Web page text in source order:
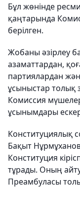
Бұл жөнінде
қаңтарында
берілген.
Жобаны әзірлеу
азаматтардан,
партиялардан
ұсыныстар толық
Комиссия
ұсынымдары
Конституциялық
Бақыт
Конституция
тұрады. Оның
Преамбуласы